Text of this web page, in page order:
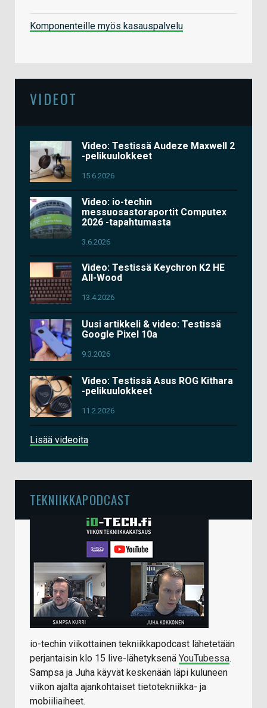
Komponenteille myös kasauspalvelu
VIDEOT
Video: Testissä Audeze Maxwell 2
-pelikuulokkeet
15.6.2026
Video: io-techin
messuosastoraportit Computex
2026 -tapahtumasta
3.6.2026
Video: Testissä Keychron K2 HE
All-Wood
13.4.2026
Uusi artikkeli & video: Testissä
Google Pixel 10a
9.3.2026
Video: Testissä Asus ROG Kithara
-pelikuulokkeet
11.2.2026
Lisää videoita
TEKNIIKKAPODCAST
io-techin viikottainen tekniikkapodcast lähetetään
perjantaisin klo 15 live-lähetyksenä YouTubessa.
Sampsa ja Juha käyvät keskenään läpi kuluneen
viikon ajalta ajankohtaiset tietotekniikka- ja
mobiiliaiheet.